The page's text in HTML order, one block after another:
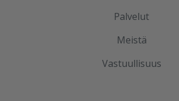
Palvelut
Meistä
Vastuullisuus